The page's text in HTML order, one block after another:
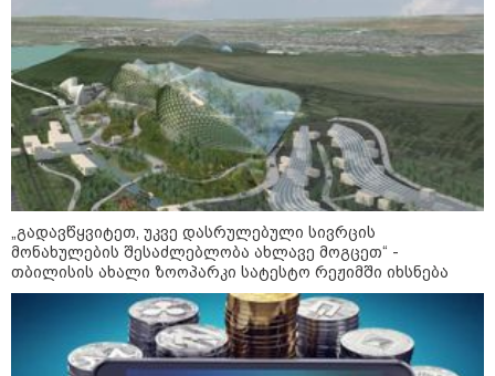
კატეგორიები
„გადავწყვიტეთ, უკვე დასრულებული სივრცის
მონახულების შესაძლებლობა ახლავე მოგცეთ“ -
თბილისის ახალი ზოოპარკი სატესტო რეჟიმში იხსნება